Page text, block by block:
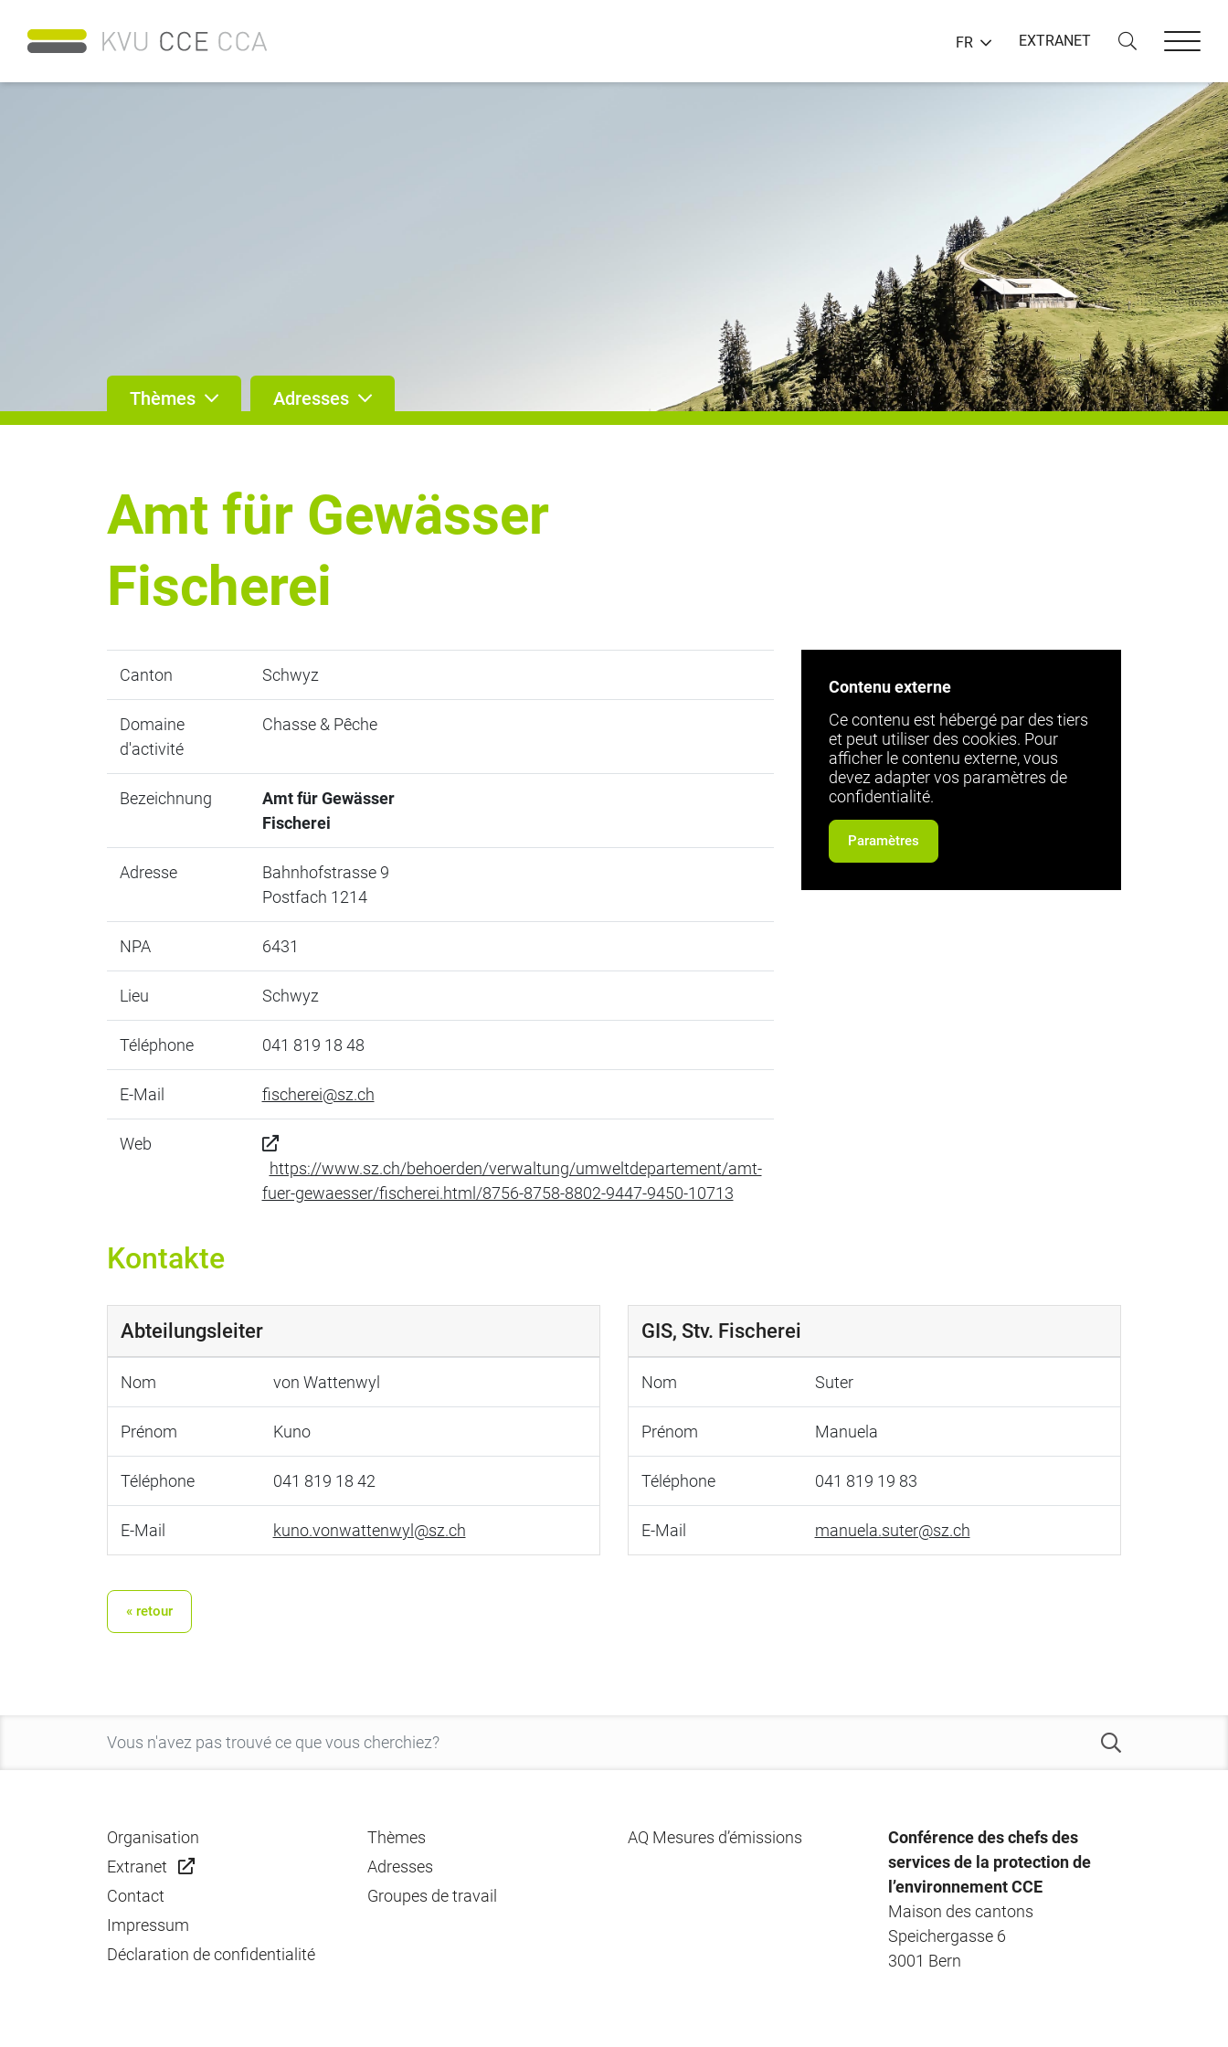
FR EXTRANET
Thèmes Adresses
Amt für Gewässer
Fischerei
Canton Schwyz
Domaine
d'activité
Chasse & Pêche
Bezeichnung
Amt für Gewässer
Fischerei
Adresse
Bahnhofstrasse 9
Postfach 1214
NPA 6431
Lieu Schwyz
Téléphone 041 819 18 48
E-Mail fischerei@sz.ch
Web
https://www.sz.ch/behoerden/verwaltung/umweltdepartement/amt-
fuer-gewaesser/fischerei.html/8756-8758-8802-9447-9450-10713
Contenu externe
Ce contenu est hébergé par des tiers
et peut utiliser des cookies. Pour
afficher le contenu externe, vous
devez adapter vos paramètres de
confidentialité.
Paramètres
Kontakte
Abteilungsleiter
Nom von Wattenwyl
Prénom Kuno
Téléphone 041 819 18 42
E-Mail kuno.vonwattenwyl@sz.ch
GIS, Stv. Fischerei
Nom Suter
Prénom Manuela
Téléphone 041 819 19 83
E-Mail manuela.suter@sz.ch
« retour
Organisation
Extranet
Contact
Impressum
Déclaration de confidentialité
Thèmes
Adresses
Groupes de travail
AQ Mesures d’émissions
Conférence des chefs des
services de la protection de
l’environnement CCE
Maison des cantons
Speichergasse 6
3001 Bern